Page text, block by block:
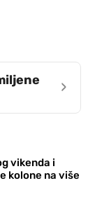
›
vikenda i
kolone na više